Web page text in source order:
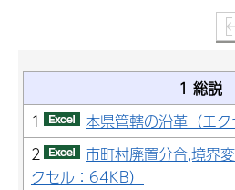
1 総説
1
本県管轄の沿革（エク
2
市町村廃置分合,境界
クセル：64KB）